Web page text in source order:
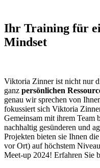
Ihr Training für
Mindset
Viktoria Zinner ist nicht nur
ganz persönlichen
genau wir sprechen von
fokussiert sich Viktoria
Gemeinsam mit ihrem Team
nachhaltig gesünderen und
Projekten bieten sie Ihnen
vor Ort) auf höchstem
Meet-up 2024! Erfahren Sie